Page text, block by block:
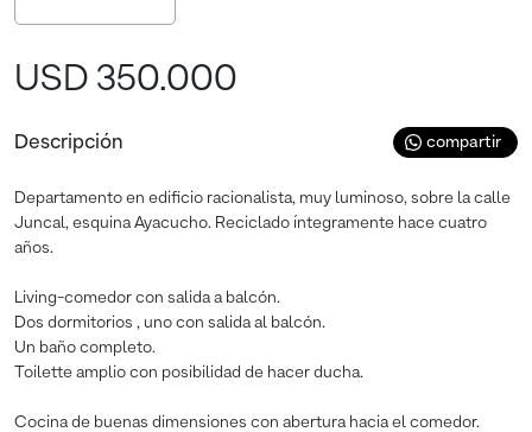
USD 350.000
Descripción compartir
Departamento en edificio racionalista, muy luminoso, sobre la calle
Juncal, esquina Ayacucho. Reciclado íntegramente hace cuatro
años.
Living-comedor con salida a balcón.
Dos dormitorios , uno con salida al balcón.
Un baño completo.
Toilette amplio con posibilidad de hacer ducha.
Cocina de buenas dimensiones con abertura hacia el comedor.